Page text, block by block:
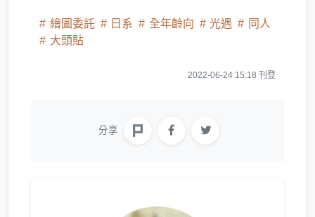
繪圖委託 日系 全年齡向 光遇
同人
大頭貼
2022-06-24 15:18 刊登
分享